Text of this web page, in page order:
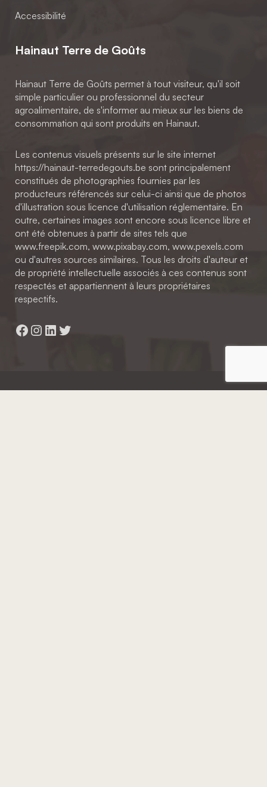
Accessibilité
Hainaut Terre de Goûts
Hainaut Terre de Goûts permet à tout visiteur, qu'il soit
simple particulier ou professionnel du secteur
agroalimentaire, de s'informer au mieux sur les biens de
consommation qui sont produits en Hainaut.
Les contenus visuels présents sur le site internet
https://hainaut-terredegouts.be sont principalement
constitués de photographies fournies par les
producteurs référencés sur celui-ci ainsi que de photos
d'illustration sous licence d'utilisation réglementaire. En
outre, certaines images sont encore sous licence libre et
ont été obtenues à partir de sites tels que
www.freepik.com, www.pixabay.com, www.pexels.com
ou d'autres sources similaires. Tous les droits d'auteur et
de propriété intellectuelle associés à ces contenus sont
respectés et appartiennent à leurs propriétaires
respectifs.
Facebook
Instagram
LinkedIn
Twitter